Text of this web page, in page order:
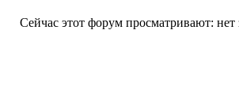
Сейчас этот форум просматривают: нет